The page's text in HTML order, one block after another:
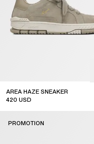
AREA HAZE SNEAKER
420 USD
PROMOTION